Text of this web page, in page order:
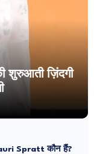
शुरुआती ज़िंदगी
Spratt कौन हैं?